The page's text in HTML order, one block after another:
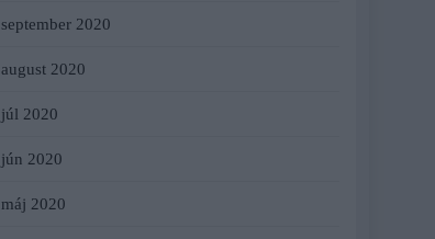
september 2020
august 2020
júl 2020
jún 2020
máj 2020